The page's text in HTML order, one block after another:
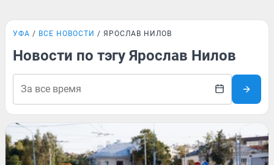
УФА ВСЕ НОВОСТИ ЯРОСЛАВ НИЛОВ
Новости по тэгу Ярослав Нилов